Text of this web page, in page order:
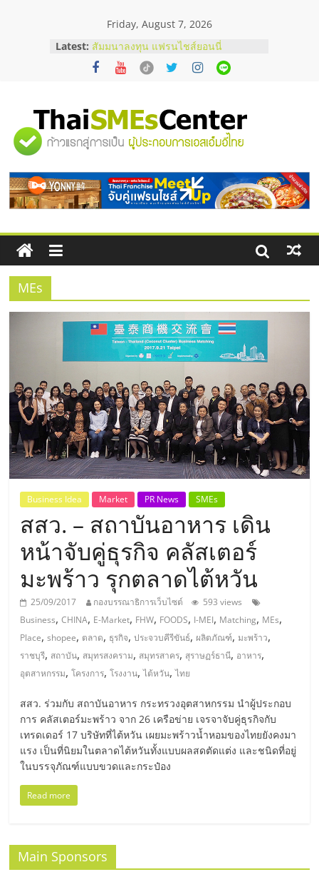
Friday, August 7, 2026
Latest: สัมมนาออนไลน์ โอกาสบริหารสถานี
บริการน้ำมัน Shell
สัมมนาลงทุน แฟรนไชส์ยอนนี่
ร้านเครื่องเสียงคุณภาพสูง พร้อม
โซลูชันระบบภาพและเสียง
บริษัท Cybersecurity ในไทยที่ไหนดี?
โจทย์ธุรกิจ
อยากหาเงินทุน เพิ่มสภาพคล่องให้ธุรกิจ
เริ่มยังไงให้ผ่านฉลุย
"ศูนย์
รวม
ข้อมูล
ธุรกิจ
SME
แห่ง
ประเทศไทย,
ThaiSMEsCenter,
รวม
ธุรกิจ
เอ
ส
เอ็
มอี
ไทย,
SMEs,
แฟ
รน
ไชส์,
MEs
Business Idea Market PR News SMEs
สสว. – สถาบันอาหาร เดิน
หน้าจับคู่ธุรกิจ คลัสเตอร์
มะพร้าว รุกตลาดไต้หวัน
25/09/2017 กองบรรณาธิการเว็บไซต์
593 views
Business,CHINA, E-Market, FHW, FOODS, I-MEI, Matching, MEs,
Place,shopee, ตลาด, ธุรกิจ,ประจวบคีรีขันธ์,ผลิตภัณฑ์,มะพร้าว,
ราชบุรี, สถาบัน, สมุทรสงคราม, สมุทรสาคร, สุราษฏร์ธานี, อาหาร,
อุตสาหกรรม,โครงการ,โรงงาน,ไต้หวัน,ไทย
สสว. ร่วมกับ สถาบันอาหาร กระทรวงอุตสาหกรรม นำผู้ประกอบ
การ คลัสเตอร์มะพร้าว จาก 26 เครือข่าย เจรจาจับคู่ธุรกิจกับ
เทรดเดอร์ 17 บริษัทที่ไต้หวัน เผยมะพร้าวน้ำหอมของไทยยังคงมา
แรง เป็นที่นิยมในตลาดไต้หวันทั้งแบบผลสดตัดแต่ง และชนิดที่อยู่
ในบรรจุภัณฑ์แบบขวดและกระป๋อง
Read more
Main Sponsors